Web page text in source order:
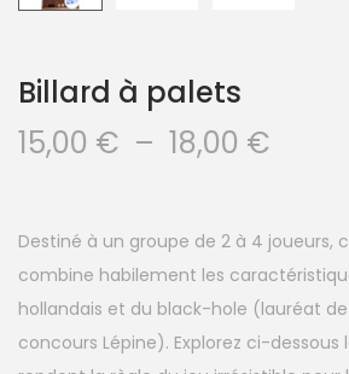
Billard à palets
15,00 € – 18,00 €
Destiné à un groupe de 2 à 4 joueurs,
combine habilement les
hollandais et du black-hole (lauréat de
concours Lépine). Explorez ci-dessous